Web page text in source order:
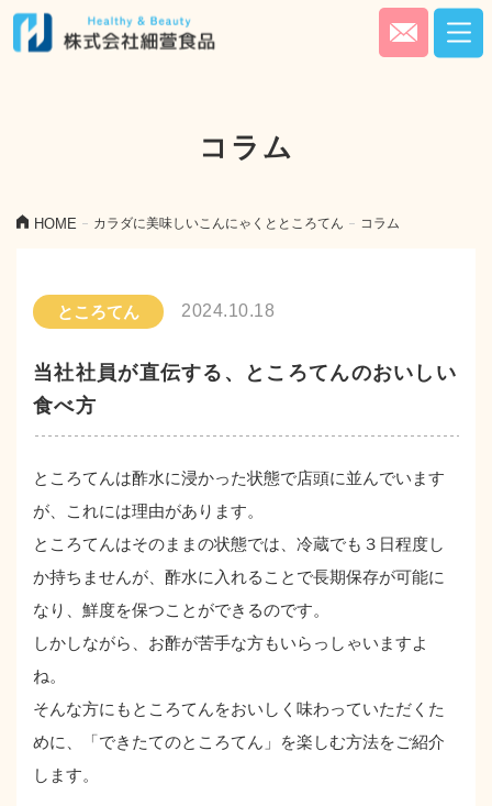
コラム
HOME カラダに美味しいこんにゃくとところてん コラム
ところてん 2024.10.18
当社社員が直伝する、ところてんのおいしい
食べ方
ところてんは酢水に浸かった状態で店頭に並んでいます
が、これには理由があります。
ところてんはそのままの状態では、冷蔵でも３日程度し
か持ちませんが、酢水に入れることで長期保存が可能に
なり、鮮度を保つことができるのです。
しかしながら、お酢が苦手な方もいらっしゃいますよ
ね。
そんな方にもところてんをおいしく味わっていただくた
めに、「できたてのところてん」を楽しむ方法をご紹介
します。